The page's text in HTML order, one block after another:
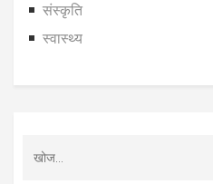
संस्कृति
स्वास्थ्य